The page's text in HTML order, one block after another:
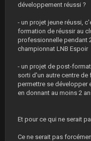
développement réussi ?
- un projet jeune réussi,
formation de réussir au
professionnelle pendant
championnat LNB Espoir
- un projet de post-
sorti d'un autre centre de
permettre se développer
en donnant au moins 2
Et pour ce qui ne serait
Ce ne serait pas